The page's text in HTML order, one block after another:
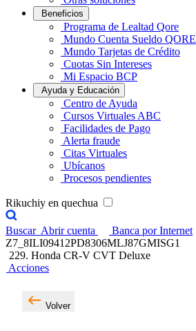
Beneficios
Programa de Lealtad Qore
Mundo Cuenta Sueldo QORE
Mundo Tarjetas de Crédito
Cuotas Sin Intereses
Mi Espacio BCP
Ayuda y Educación
Centro de Ayuda
Cursos Virtuales ABC
Facilidades de Pago
Alerta fraude
Citas Virtuales
Ubícanos
Procesos pendientes
Rikuchiy en quechua
Buscar Abrir cuenta
Banca por Internet
Z7_8ILI09412PD8306MLJ87GMISG1
229. Honda CR-V CVT Deluxe
Acciones
Volver